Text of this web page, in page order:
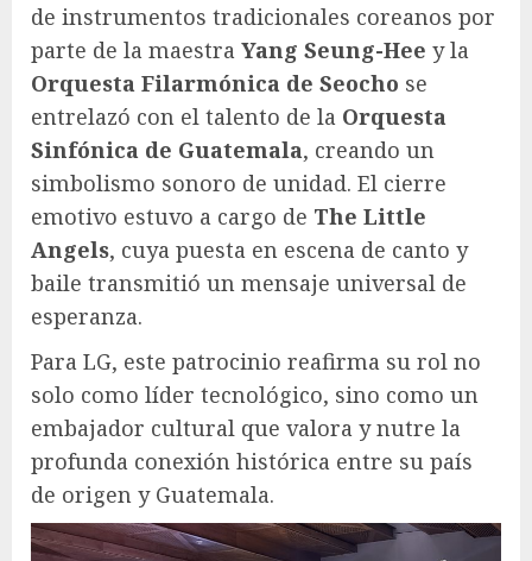
de instrumentos tradicionales coreanos por
parte de la maestra Yang Seung-Hee y la
Orquesta Filarmónica de Seocho se
entrelazó con el talento de la Orquesta
Sinfónica de Guatemala, creando un
simbolismo sonoro de unidad. El cierre
emotivo estuvo a cargo de The Little
Angels, cuya puesta en escena de canto y
baile transmitió un mensaje universal de
esperanza.
Para LG, este patrocinio reafirma su rol no
solo como líder tecnológico, sino como un
embajador cultural que valora y nutre la
profunda conexión histórica entre su país
de origen y Guatemala.